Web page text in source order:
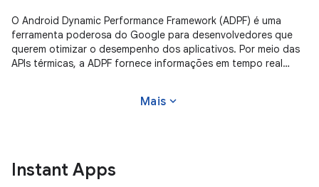
O Android Dynamic Performance Framework (ADPF) é uma
ferramenta poderosa do Google para desenvolvedores que
querem otimizar o desempenho dos aplicativos. Por meio das
APIs térmicas, a ADPF fornece informações em tempo real
Mais expand_more
Instant Apps